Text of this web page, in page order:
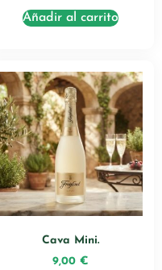
Añadir al carrito
Cava Mini.
9,00 €